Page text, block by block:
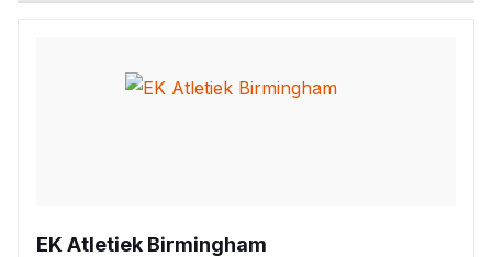
EK Atletiek Birmingham